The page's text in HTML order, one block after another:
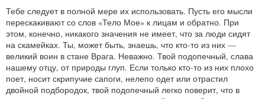
Тебе следует в полной мере их использовать. Пусть его мысли
перескакивают со слов «Тело Мое» к лицам и обратно. При
этом, конечно, никакого значения не имеет, что за люди сидят
на скамейках. Ты, может быть, знаешь, что кто‑то из них —
великий воин в стане Врага. Неважно. Твой подопечный, слава
нашему отцу, от природы глуп. Если только кто‑то из них плохо
поет, носит скрипучие сапоги, нелепо одет или отрастил
двойной подбородок, твой подопечный легко поверит, что в